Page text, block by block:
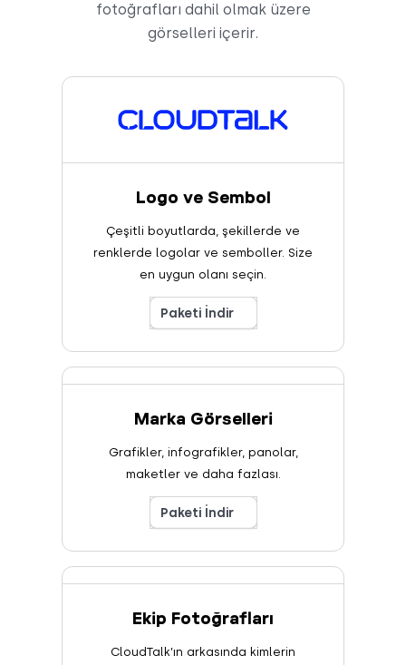
fotoğrafları dahil olmak üzere
görselleri içerir.
Logo ve Sembol
Çeşitli boyutlarda, şekillerde ve
renklerde logolar ve semboller. Size
en uygun olanı seçin.
Paketi İndir
Marka Görselleri
Grafikler, infografikler, panolar,
maketler ve daha fazlası.
Paketi İndir
Ekip Fotoğrafları
CloudTalk’ın arkasında kimlerin